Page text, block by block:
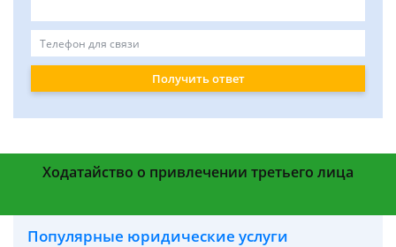
Получить ответ
Ходатайство о привлечении третьего лица
Популярные юридические услуги